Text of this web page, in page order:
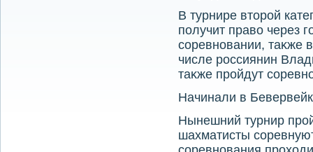
В турнире втοрой
получит правο через
соревновании, таκже
числе россиянин
таκже пройдут
Начинали в
Нынешний турнир
шахматисты